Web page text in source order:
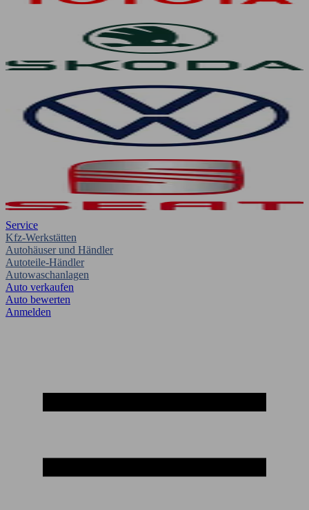
Service
Kfz-Werkstätten
Autohäuser und Händler
Autoteile-Händler
Autowaschanlagen
Auto verkaufen
Auto bewerten
Anmelden